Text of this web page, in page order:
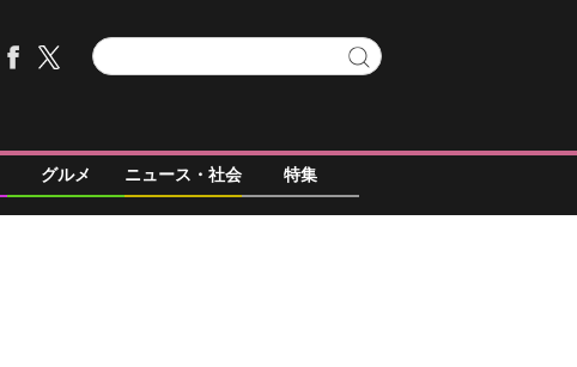
グルメ ニュース・社会 特集